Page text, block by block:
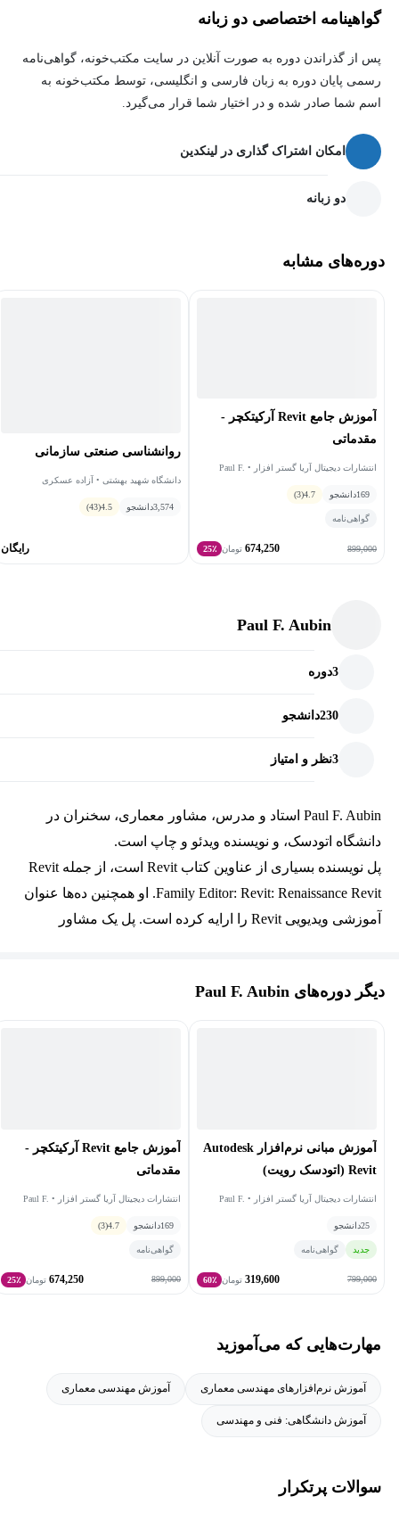
مطالعه کنید.
آموزش‌های این دوره در محیط Revit 2016 که یکی از رایج‌ترین و
پارکاربرد ترین نسخه‌هاست ضبط شده است و اصول آن با تمام
گواهینامه اختصاصی دو زبانه
پس از گذراندن دوره به صورت آنلاین در سایت مکتب‌خونه، گواهی‌نامه
رسمی پایان دوره به زبان فارسی و انگلیسی، توسط مکتب‌خونه به
اسم شما صادر شده و در اختیار شما قرار می‌گیرد.
امکان اشتراک گذاری در لینکدین
دو زبانه
دوره‌های مشابه
آموزش جامع Revit آرکیتکچر -
مقدماتی
انتشارات دیجیتال آریا گستر افزار • Paul F.
169دانشجو 4.7
(3)
گواهی‌نامه
899,000
674,250 تومان 25٪
روانشناسی صنعتی سازمانی
دانشگاه شهید بهشتی • آزاده عسکری
3,574دانشجو 4.5
(43)
رایگان
Paul F. Aubin
3دوره
230دانشجو
3نظر و امتیاز
Paul F. Aubin استاد و مدرس، مشاور معماری، سخنران در
دانشگاه اتودسک، و نویسنده ویدئو و چاپ است.
پل نویسنده بسیاری از عناوین کتاب Revit است، از جمله Revit
Family Editor: Revit: Renaissance Revit. او همچنین ده‌ها عنوان
آموزشی ویدیویی Revit را ارایه کرده است. پل یک مشاور
می‌دهد. او در طول 30 سال زندگی حرفه‌ای خود، تجربه‌ای در
دیگر دوره‌های Paul F. Aubin
آموزش مبانی نرم‌افزار Autodesk
Revit (اتودسک رویت)
انتشارات دیجیتال آریا گستر افزار • Paul F.
25دانشجو
جدید گواهی‌نامه
799,000
319,600 تومان 60٪
آموزش جامع Revit آرکیتکچر -
مقدماتی
انتشارات دیجیتال آریا گستر افزار • Paul F.
169دانشجو 4.7
(3)
گواهی‌نامه
899,000
674,250 تومان 25٪
مهارت‌هایی که می‌آموزید
آموزش نرم‌افزارهای مهندسی معماری آموزش مهندسی معماری
آموزش دانشگاهی: فنی و مهندسی
سوالات پرتکرار